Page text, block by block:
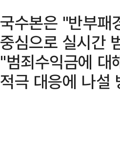
국수본은 "반부패
중심으로 실시간
"범죄수익금에 대
적극 대응에 나설